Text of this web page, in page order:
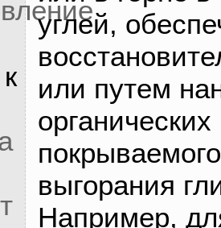
углей,
или путем
выгорания
Например,